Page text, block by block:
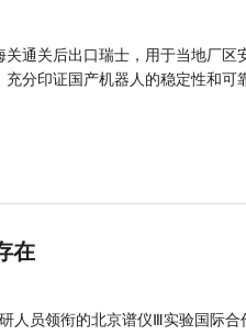
通关后出口瑞士，用于当地厂
分印证国产机器人的稳定性和可
在
人员领衔的北京谱仪Ⅲ实验国际